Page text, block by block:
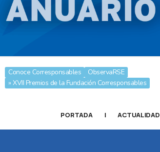
Conoce Corresponsables
ObservaRSE
» XVII Premios de la Fundación Corresponsables
PORTADA | ACTUALIDAD